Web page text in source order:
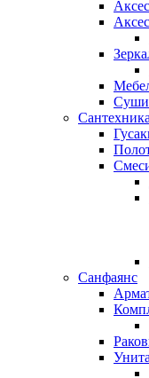
Сантехника
Санфаянс